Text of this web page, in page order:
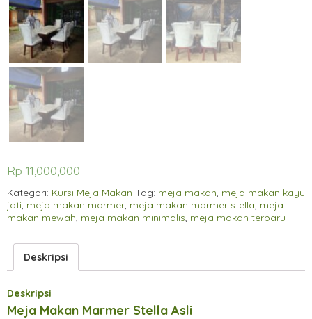
Rp 11,000,000
Kategori: Kursi Meja Makan Tag: meja makan, meja makan kayu
jati, meja makan marmer, meja makan marmer stella, meja
makan mewah, meja makan minimalis, meja makan terbaru
Deskripsi
Deskripsi
Meja Makan Marmer Stella Asli